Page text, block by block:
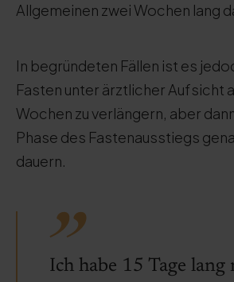
Allgemeinen zwei Wochen lang
In begründeten Fällen ist es
Fasten unter ärztlicher Aufsicht
Wochen zu verlängern, aber
Phase des Fastenausstiegs
dauern.
Ich habe 15 Tage lang